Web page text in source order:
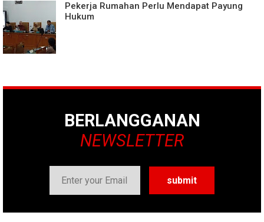
Pekerja Rumahan Perlu Mendapat Payung
Hukum
BERLANGGANAN
NEWSLETTER